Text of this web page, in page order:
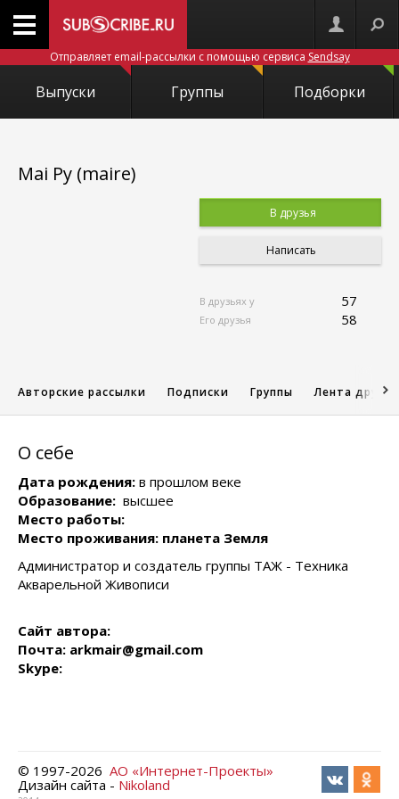
Отправляет email-рассылки с помощью сервиса Sendsay
Выпуски Группы Подборки
Mai Py (maire)
В друзья
Написать
В друзьях у 57
Его друзья 58
Авторские рассылки Подписки Группы Лента друзей
О себе
Дата рождения: в прошлом веке
Образование: высшее
Место работы:
Место проживания: планета Земля
Администратор и создатель группы ТАЖ - Техника
Акварельной Живописи
Сайт автора:
Почта: arkmair@gmail.com
Skype:
© 1997-2026 АО «Интернет-Проекты»
Дизайн сайта - Nikoland